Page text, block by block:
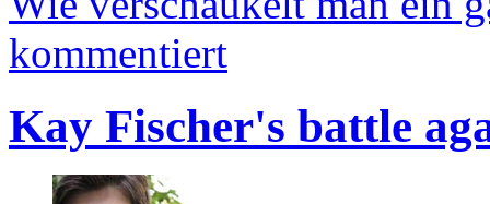
kommentiert
Kay Fischer's battle